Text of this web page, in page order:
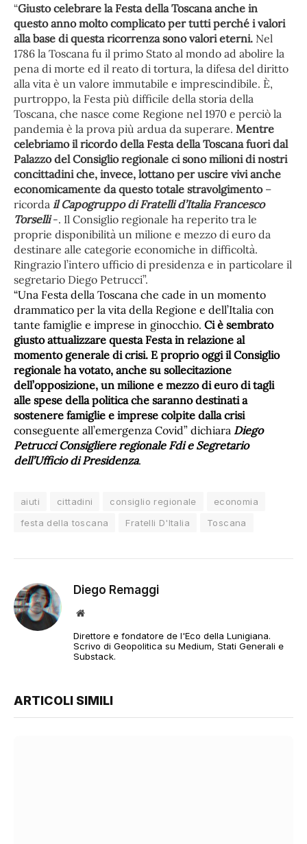
“Giusto celebrare la Festa della Toscana anche in
questo anno molto complicato per tutti perché i valori
alla base di questa ricorrenza sono valori eterni. Nel
1786 la Toscana fu il primo Stato al mondo ad abolire la
pena di morte ed il reato di tortura, la difesa del diritto
alla vita è un valore immutabile e imprescindibile. È,
purtroppo, la Festa più difficile della storia della
Toscana, che nasce come Regione nel 1970 e perciò la
pandemia è la prova più ardua da superare. Mentre
celebriamo il ricordo della Festa della Toscana fuori dal
Palazzo del Consiglio regionale ci sono milioni di nostri
concittadini che, invece, lottano per uscire vivi anche
economicamente da questo totale stravolgimento–
ricorda il Capogruppo di Fratelli d’Italia Francesco
Torselli-. Il Consiglio regionale ha reperito tra le
proprie disponibilità un milione e mezzo di euro da
destinare alle categorie economiche in difficoltà.
Ringrazio l’intero ufficio di presidenza e in particolare il
segretario Diego Petrucci”.
“Una Festa della Toscana che cade in un momento
drammatico per la vita della Regione e dell’Italia con
tante famiglie e imprese in ginocchio. Ci è sembrato
giusto attualizzare questa Festa in relazione al
momento generale di crisi. E proprio oggi il Consiglio
regionale ha votato, anche su sollecitazione
dell’opposizione, un milione e mezzo di euro di tagli
alle spese della politica che saranno destinati a
sostenere famiglie e imprese colpite dalla crisi
conseguente all’emergenza Covid” dichiara Diego
Petrucci Consigliere regionale Fdi e Segretario
dell’Ufficio di Presidenza.
aiuti cittadini consiglio regionale
economia
festa della toscana
Fratelli D'Italia Toscana
Diego Remaggi
Sito
Direttore e fondatore de l'Eco della Lunigiana.
Scrivo di Geopolitica su Medium, Stati Generali e
Substack.
ARTICOLI SIMILI